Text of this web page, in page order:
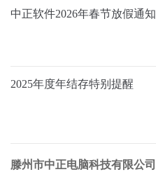
中正软件2026年春节放假通知
2025年度年结存特别提醒
滕州市中正电脑科技有限公司